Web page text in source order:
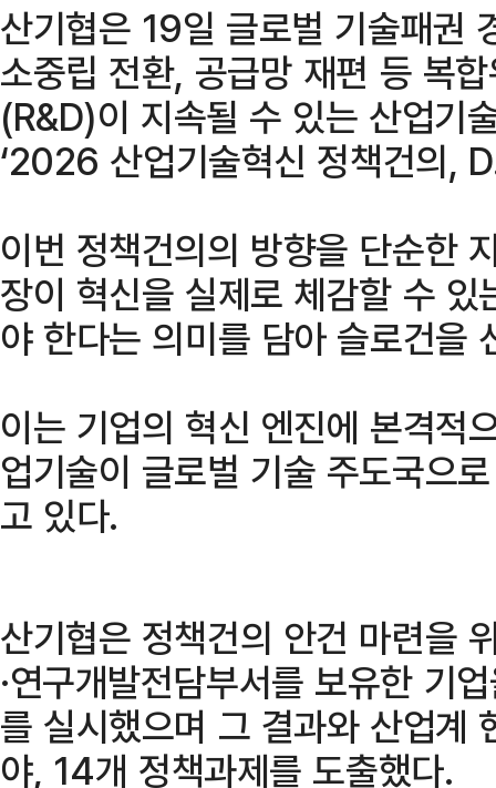
산기협은 19일 글로벌 기술패권
소중립 전환, 공급망 재편 등 복
(R&D)이 지속될 수 있는 산업기
‘2026 산업기술혁신 정책건의,
이번 정책건의의 방향을 단순한
장이 혁신을 실제로 체감할 수
야 한다는 의미를 담아 슬로건을
이는 기업의 혁신 엔진에 본격적
업기술이 글로벌 기술 주도국으
고 있다.
산기협은 정책건의 안건 마련을
·연구개발전담부서를 보유한 기
를 실시했으며 그 결과와 산업계
야, 14개 정책과제를 도출했다.